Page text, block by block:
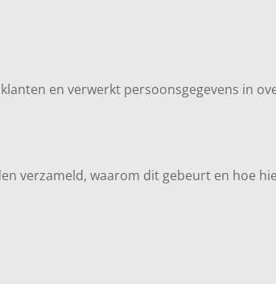
en verwerkt persoonsgegevens in
verzameld, waarom dit gebeurt en hoe